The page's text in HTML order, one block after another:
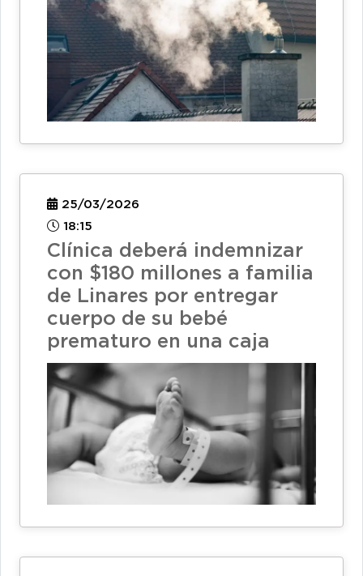
25/03/2026
18:15
Clínica deberá indemnizar
con $180 millones a familia
de Linares por entregar
cuerpo de su bebé
prematuro en una caja